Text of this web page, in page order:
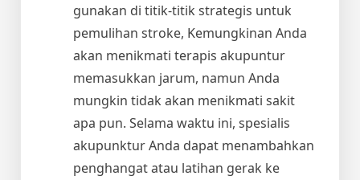
gunakan di titik-titik strategis untuk
pemulihan stroke, Kemungkinan Anda
akan menikmati terapis akupuntur
memasukkan jarum, namun Anda
mungkin tidak akan menikmati sakit
apa pun. Selama waktu ini, spesialis
akupunktur Anda dapat menambahkan
penghangat atau latihan gerak ke